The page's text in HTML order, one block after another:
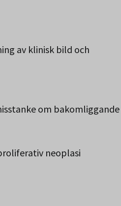
av klinisk bild och
om bakomliggande
neoplasi